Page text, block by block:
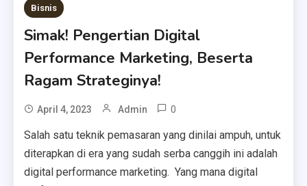
Bisnis
Simak! Pengertian Digital
Performance Marketing, Beserta
Ragam Strateginya!
April 4, 2023 Admin 0
Salah satu teknik pemasaran yang dinilai ampuh, untuk
diterapkan di era yang sudah serba canggih ini adalah
digital performance marketing. Yang mana digital